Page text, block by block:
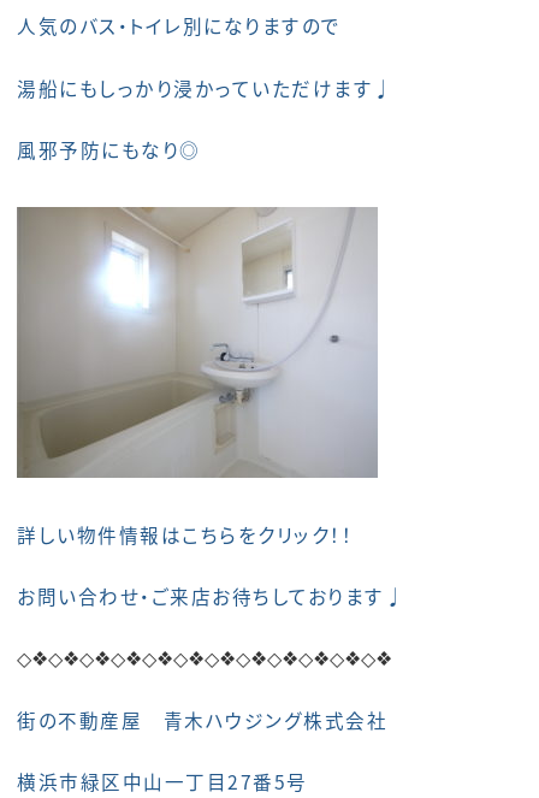
人気のバス・トイレ別になりますので
湯船にもしっかり浸かっていただけます♩
風邪予防にもなり◎
詳しい物件情報はこちらをクリック！！
お問い合わせ・ご来店お待ちしております♩
◇❖◇❖◇❖◇❖◇❖◇❖◇❖◇❖◇❖◇❖◇❖◇❖
街の不動産屋 青木ハウジング株式会社
横浜市緑区中山一丁目27番5号